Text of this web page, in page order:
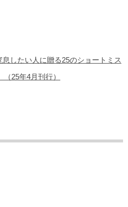
したい人に贈る25のショートミス
（25年4月刊行）